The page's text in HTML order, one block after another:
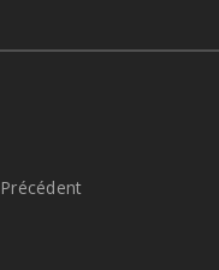
Précédent